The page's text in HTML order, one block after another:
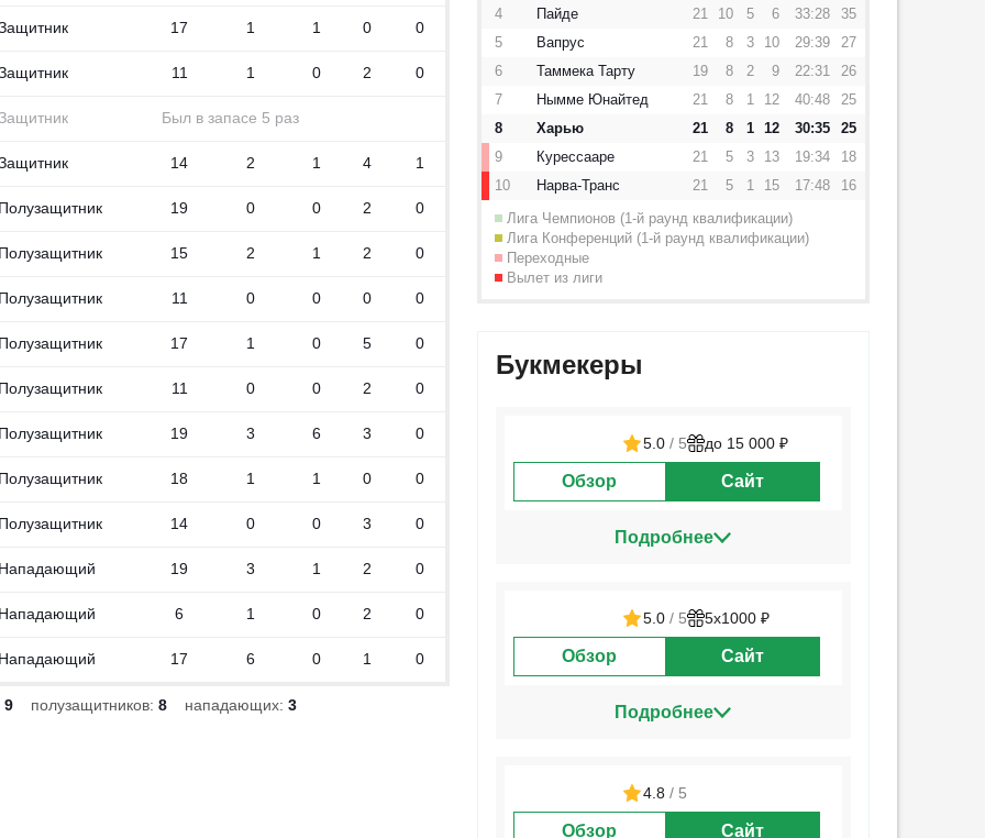
4
Пайде 21 10 5 6 33:28
35
5
Вапрус 21 8 3 10 29:39
27
6
Таммека Тарту 19 8 2 9 22:31
26
7
Нымме Юнайтед 21 8 1 12 40:48
25
8
Харью 21 8 1 12 30:35
25
9
Курессааре 21 5 3 13 19:34
18
10
Нарва-Транс 21 5 1 15 17:48
16
Лига Чемпионов (1-й раунд квалификации)
Лига Конференций (1-й раунд квалификации)
Переходные
Вылет из лиги
Букмекеры
5.0 / 5 до 15 000 ₽
Обзор Сайт
Подробнее
5.0 / 5 5х1000 ₽
Обзор Сайт
Подробнее
4.8 / 5
Обзор Сайт
17 1 1 0
0
11 1 0 2
0
Защитник
Был в запасе 5 раз
14 2 1 4
1
Полузащитник 19 0 0 2
0
Полузащитник 15 2 1 2
0
Полузащитник 11 0 0 0
0
Полузащитник 17 1 0 5
0
Полузащитник 11 0 0 2
0
Полузащитник 19 3 6 3
0
Полузащитник 18 1 1 0
0
Полузащитник 14 0 0 3
0
Нападающий 19 3 1 2
0
Нападающий 6 1 0 2
0
Нападающий 17 6 0 1 0
9 полузащитников: 8 нападающих: 3